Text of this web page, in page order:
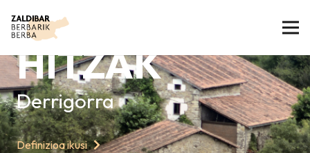
GAURKO
HITZAK
Derrigorra
Definizioa ikusi